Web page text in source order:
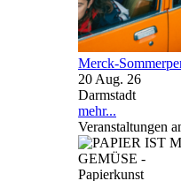
Merck-
20 Aug. 26
Darmstadt
mehr...
Veranstaltungen